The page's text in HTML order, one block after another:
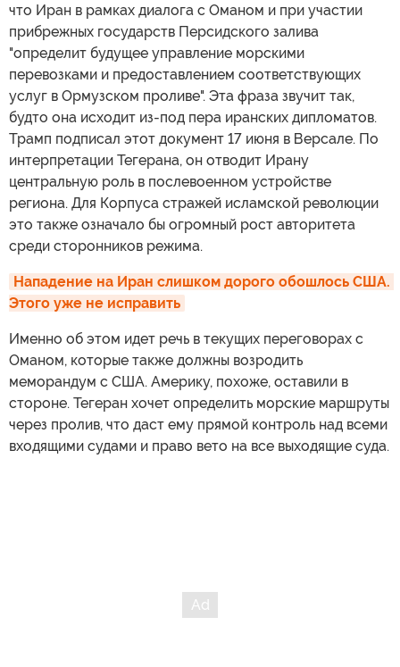
что Иран в рамках диалога с Оманом и при участии
прибрежных государств Персидского залива
"определит будущее управление морскими
перевозками и предоставлением соответствующих
услуг в Ормузском проливе". Эта фраза звучит так,
будто она исходит из-под пера иранских дипломатов.
Трамп подписал этот документ 17 июня в Версале. По
интерпретации Тегерана, он отводит Ирану
центральную роль в послевоенном устройстве
региона. Для Корпуса стражей исламской революции
это также означало бы огромный рост авторитета
среди сторонников режима.
Нападение на Иран слишком дорого обошлось США.
Этого уже не исправить
Именно об этом идет речь в текущих переговорах с
Оманом, которые также должны возродить
меморандум с США. Америку, похоже, оставили в
стороне. Тегеран хочет определить морские маршруты
через пролив, что даст ему прямой контроль над всеми
входящими судами и право вето на все выходящие суда.